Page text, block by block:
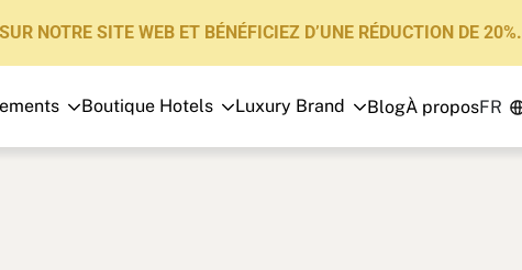
NOTRE SITE WEB ET BÉNÉFICIEZ D’UNE RÉDUCTION DE 20%.
Boutique Hotels Luxury Brand BlogÀ proposFR